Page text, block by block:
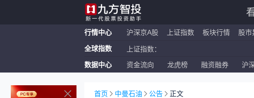
行情中心 沪深京A股 上证指数 板块行情 股市
全球指数 上证指数：
恒生指数：
数据中心 资金流向 龙虎榜 融资融券 沪
首页 中曼石油 公告 正文